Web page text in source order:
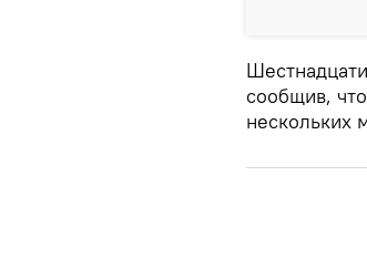
сообщив,
нескольких